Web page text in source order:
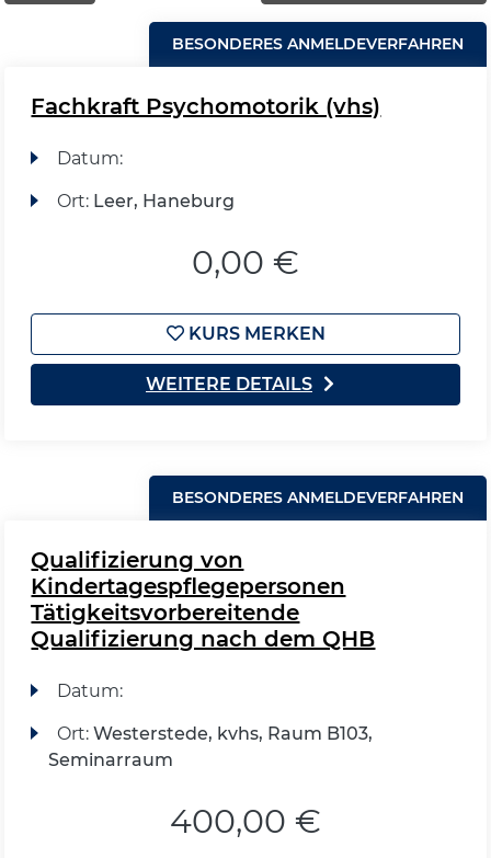
BESONDERES ANMELDEVERFAHREN
Fachkraft Psychomotorik (vhs)
Datum:
Ort: Leer, Haneburg
0,00 €
KURS MERKEN
WEITERE DETAILS
BESONDERES ANMELDEVERFAHREN
Qualifizierung von
Kindertagespflegepersonen
Tätigkeitsvorbereitende
Qualifizierung nach dem QHB
Datum:
Ort: Westerstede, kvhs, Raum B103,
Seminarraum
400,00 €